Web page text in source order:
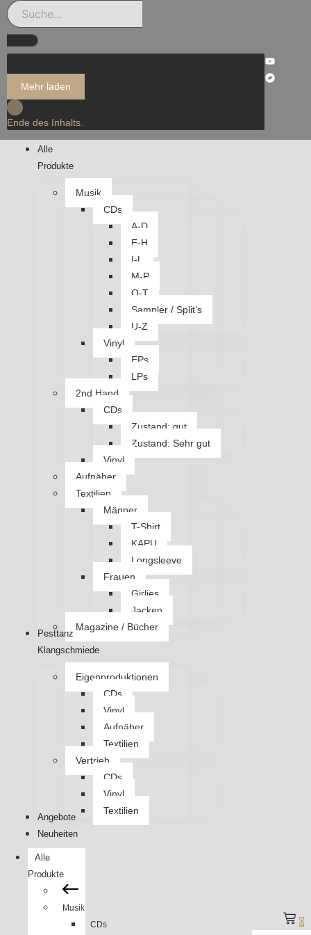
Mehr laden
Ende des Inhalts.
Alle
Produkte
Musik
CDs
A-D
E-H
I-L
M-P
Q-T
Sampler / Split’s
U-Z
Vinyl
EPs
LPs
2nd Hand
CDs
Zustand: gut
Zustand: Sehr gut
Vinyl
Aufnäher
Textilien
Männer
T-Shirt
KAPU
Longsleeve
Frauen
Girlies
Jacken
Magazine / Bücher
Pesttanz
Klangschmiede
Eigenproduktionen
CDs
Vinyl
Aufnäher
Textilien
Vertrieb
CDs
Vinyl
Textilien
Angebote
Neuheiten
Alle
Produkte
Musik
CDs
0